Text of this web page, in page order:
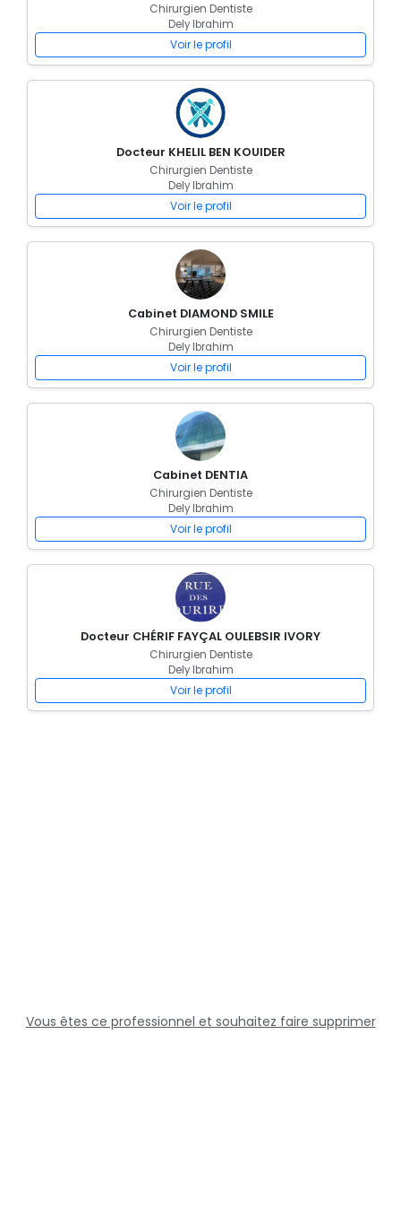
Chirurgien Dentiste
Dely Ibrahim
Voir le profil
Docteur KHELIL BEN KOUIDER
Chirurgien Dentiste
Dely Ibrahim
Voir le profil
Cabinet DIAMOND SMILE
Chirurgien Dentiste
Dely Ibrahim
Voir le profil
Cabinet DENTIA
Chirurgien Dentiste
Dely Ibrahim
Voir le profil
Docteur CHÉRIF FAYÇAL OULEBSIR IVORY
Chirurgien Dentiste
Dely Ibrahim
Voir le profil
Vous êtes ce professionnel et souhaitez faire supprimer